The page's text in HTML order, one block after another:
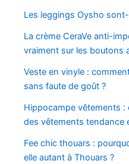
Les leggings Oysho
La crème CeraVe anti-
vraiment sur les boutons
Veste en vinyle :
sans faute de goût ?
Hippocampe vêtements
des vêtements tendance
Fee chic thouars :
elle autant à Thouars ?